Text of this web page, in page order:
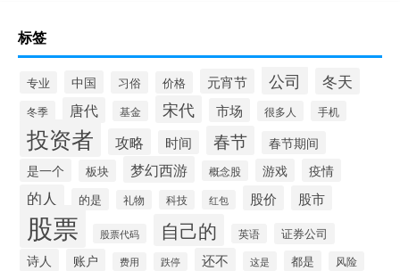
标签
专业 中国 习俗 价格 元宵节 公司 冬天
冬季 唐代 基金 宋代 市场 很多人 手机
投资者 攻略 时间 春节
春节期间
是一个
板块 梦幻西游 概念股 游戏 疫情
的人 的是 礼物 科技 红包 股价 股市
股票 股票代码 自己的 英语 证券公司
诗人 账户 费用 跌停 还不 这是 都是 风险